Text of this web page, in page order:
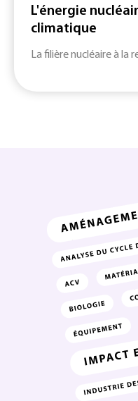
L'énergie
climatique
La filière nucléaire à la